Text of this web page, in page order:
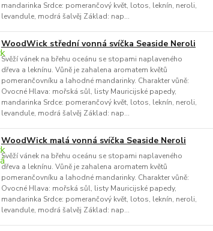
mandarinka Srdce: pomerančový květ, lotos, leknín, neroli,
levandule, modrá šalvěj Základ: nap...
WoodWick střední vonná svíčka Seaside Neroli
Svěží vánek na břehu oceánu se stopami naplaveného
dřeva a leknínu. Vůně je zahalena aromatem květů
pomerančovníku a lahodné mandarinky. Charakter vůně:
Ovocné Hlava: mořská sůl, listy Mauricijské papedy,
mandarinka Srdce: pomerančový květ, lotos, leknín, neroli,
levandule, modrá šalvěj Základ: nap...
WoodWick malá vonná svíčka Seaside Neroli
Svěží vánek na břehu oceánu se stopami naplaveného
dřeva a leknínu. Vůně je zahalena aromatem květů
pomerančovníku a lahodné mandarinky. Charakter vůně:
Ovocné Hlava: mořská sůl, listy Mauricijské papedy,
mandarinka Srdce: pomerančový květ, lotos, leknín, neroli,
levandule, modrá šalvěj Základ: nap...